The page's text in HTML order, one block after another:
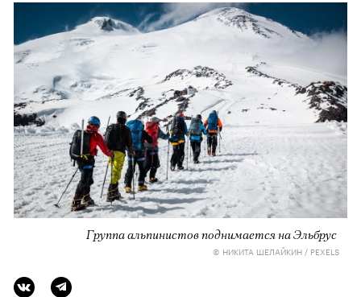
Группа альпинистов поднимается на Эльбрус
© НИКИТА ШЕЛАЙКИН / PEXELS